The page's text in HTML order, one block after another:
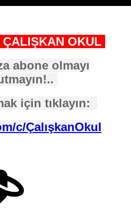
OKUL
abone olmayı
için tıklayın:
c/ÇalışkanOkul